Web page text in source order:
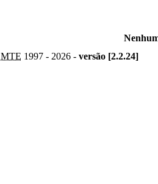
MTE 1997 - 2026 - versão [2.2.24]